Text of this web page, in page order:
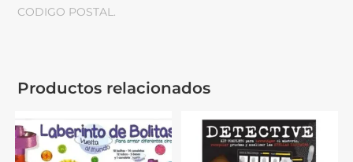
CODIGO POSTAL.
Productos relacionados